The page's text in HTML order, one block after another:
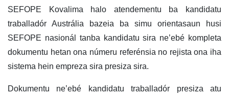
SEFOPE Kovalima halo atendementu ba kandidatu
traballadór Austrália bazeia ba simu orientasaun husi
SEFOPE nasionál tanba kandidatu sira ne’ebé kompleta
dokumentu hetan ona númeru referénsia no rejista ona iha
sistema hein empreza sira presiza sira.
Dokumentu ne’ebé kandidatu traballadór presiza atu